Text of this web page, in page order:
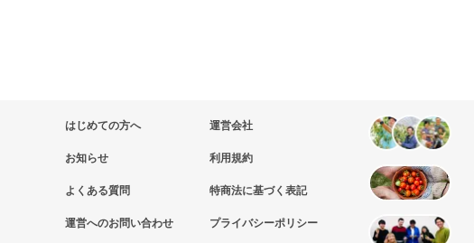
はじめての方へ
お知らせ
よくある質問
運営へのお問い合わせ
運営会社
利用規約
特商法に基づく表記
プライバシーポリシー